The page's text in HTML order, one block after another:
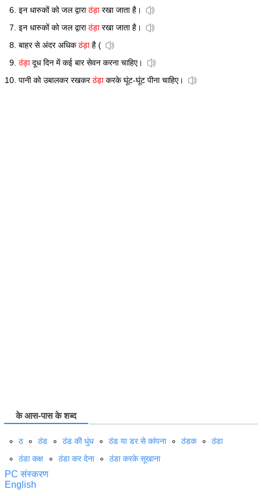
इन धारुकों को जल द्वाराठंड़ारखा जाता है।
इन धारुकों को जल द्वाराठंड़ारखा जाता है।
बाहर से अंदर अधिकठंड़ाहै (
ठंड़ादूध दिन में कई बार सेवन करना चाहिए।
पानी को उबालकर रखकरठंड़ाकरके घूंट-घूंट पीना चाहिए।
के आस-पास के शब्द
ठ ठंड ठंड की धुंध ठंड या डर से कांपना ठंडक
ठंडा
ठंडा कक्ष
ठंडा कर देना ठंडा करके सूखाना
PC संस्करण
English